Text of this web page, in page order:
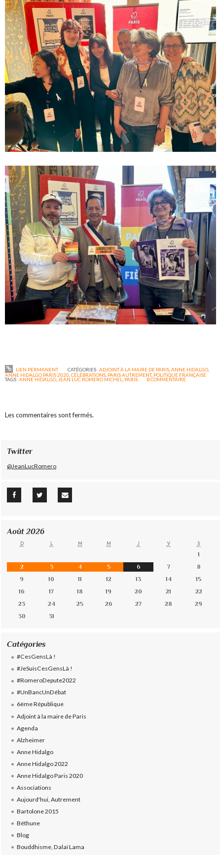
LIEN PERMANENT CATÉGORIES :ADJOINT À LA MAIRE DE PARIS, ANNE HIDALGO,
ANNE HIDALGO PARIS 2020,CÉLÉBRATIONS, PARIS AUTREMENT, POLITIQUE FRANÇAISE
TAGS :ANNE HIDALGO,JEAN LUC ROMERO MICHEL, PARIS 0COMMENTAIRE
Les commentaires sont fermés.
Twitter
@JeanLucRomero
Août 2026
D L M M J V S
1
2
3 4 5 6 7
8
9
10 11 12 13 14
15
16
17 18 19 20 21
22
23
24 25 26 27 28
29
30
31
Catégories
#CesGensLà !
#JeSuisCesGensLà !
#RomeroDepute2022
#UnBancUnDébat
6ème République
Adjoint à la maire de Paris
Agenda
Alzheimer
Anne Hidalgo
Anne Hidalgo 2022
Anne Hidalgo Paris 2020
Associations
Aujourd'hui, Autrement
Bartolone 2015
Béthune
Blog
Bouddhisme, Dalaï Lama